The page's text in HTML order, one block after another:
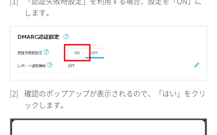
します。
[2]
確認のポップアップが表示されるので、「はい」をクリ
ックします。